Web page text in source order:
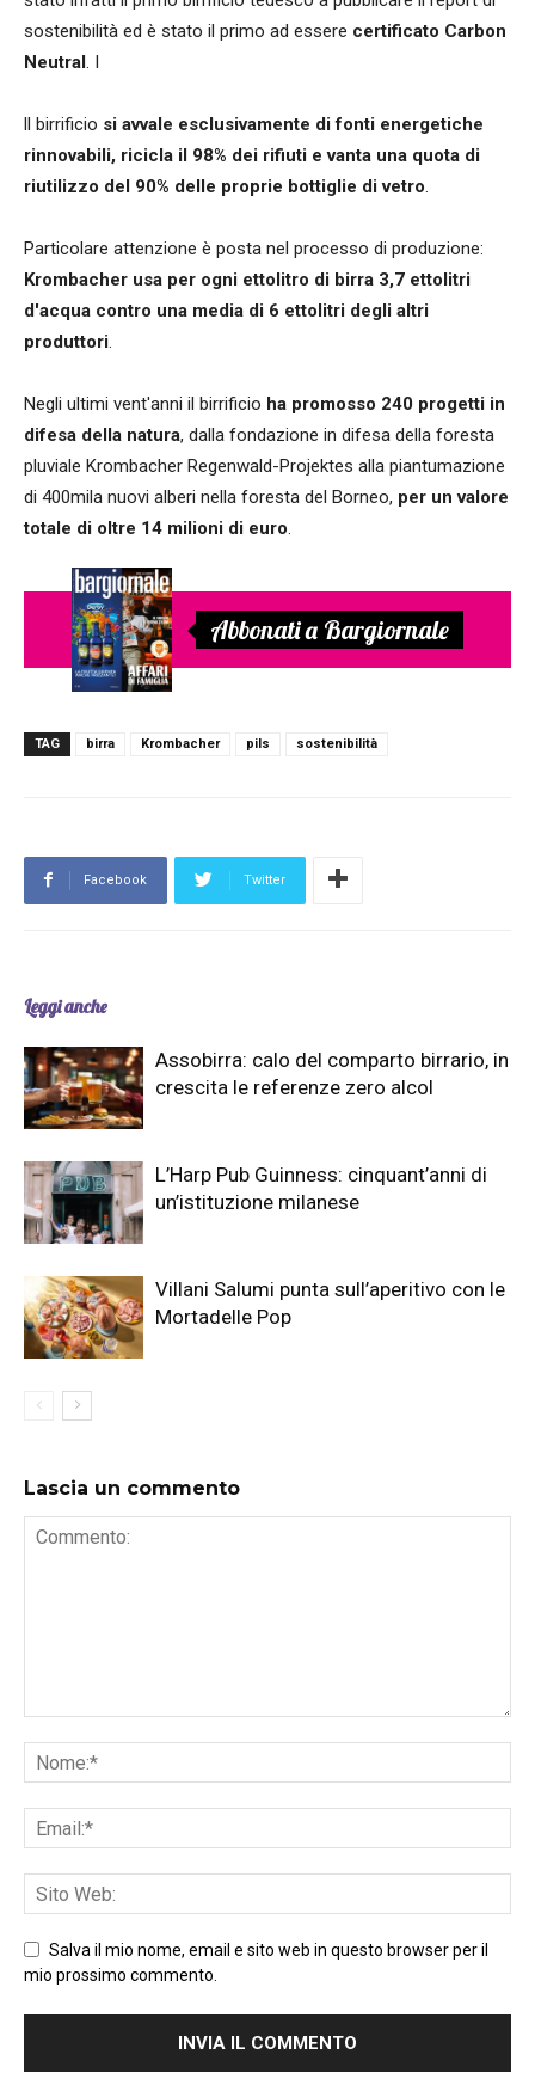
sostenibilità ed è stato il primo ad essere certificato Carbon
Neutral. I
ll birrificio si avvale esclusivamente di fonti energetiche
rinnovabili, ricicla il 98% dei rifiuti e vanta una quota di
riutilizzo del 90% delle proprie bottiglie di vetro.
Particolare attenzione è posta nel processo di produzione:
Krombacher usa per ogni ettolitro di birra 3,7 ettolitri
d'acqua contro una media di 6 ettolitri degli altri
produttori.
Negli ultimi vent'anni il birrificio ha promosso 240 progetti in
difesa della natura, dalla fondazione in difesa della foresta
pluviale Krombacher Regenwald-Projektes alla piantumazione
di 400mila nuovi alberi nella foresta del Borneo, per un valore
totale di oltre 14 milioni di euro.
Abbonati a Bargiornale
TAG birra Krombacher pils sostenibilità
Facebook Twitter
Leggi anche
Assobirra: calo del comparto birrario, in
crescita le referenze zero alcol
L’Harp Pub Guinness: cinquant’anni di
un’istituzione milanese
Villani Salumi punta sull’aperitivo con le
Mortadelle Pop
Lascia un commento
Salva il mio nome, email e sito web in questo browser per il
mio prossimo commento.